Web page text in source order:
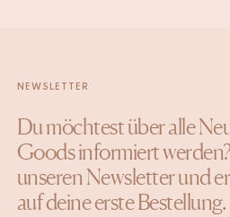
NEWSLETTER
Du möchtest über alle
Goods informiert
unseren Newsletter und
auf deine erste Bestellung.